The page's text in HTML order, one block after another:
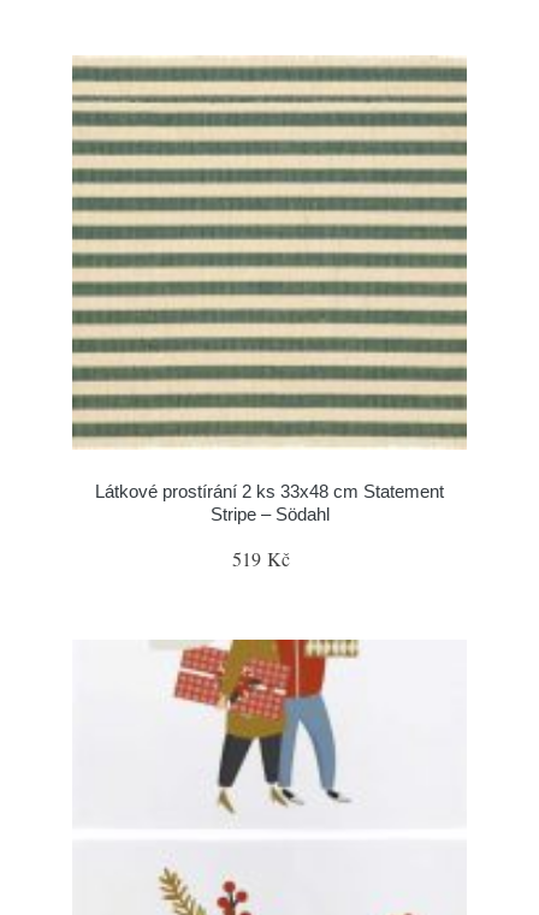
Látkové prostírání 2 ks 33x48 cm Statement
Stripe – Södahl
519 Kč